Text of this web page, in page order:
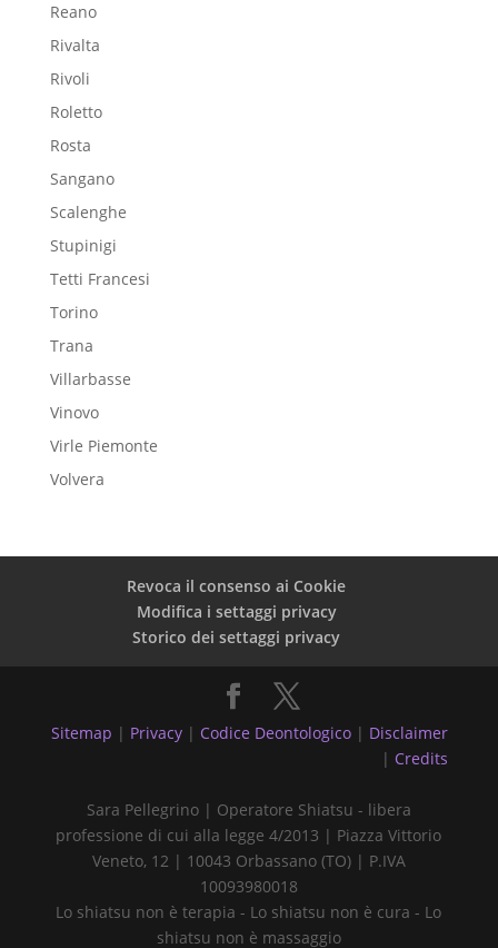
Reano
Rivalta
Rivoli
Roletto
Rosta
Sangano
Scalenghe
Stupinigi
Tetti Francesi
Torino
Trana
Villarbasse
Vinovo
Virle Piemonte
Volvera
Revoca il consenso ai Cookie
Modifica i settaggi privacy
Storico dei settaggi privacy
Sitemap | Privacy | Codice Deontologico | Disclaimer
| Credits
Sara Pellegrino | Operatore Shiatsu - libera
professione di cui alla legge 4/2013 | Piazza Vittorio
Veneto, 12 | 10043 Orbassano (TO) | P.IVA
10093980018
Lo shiatsu non è terapia - Lo shiatsu non è cura - Lo
shiatsu non è massaggio